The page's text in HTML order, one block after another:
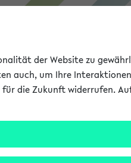
der Website zu
auch, um Ihre
die Zukunft widerrufen.